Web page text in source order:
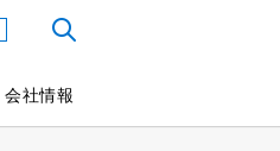
会社情報